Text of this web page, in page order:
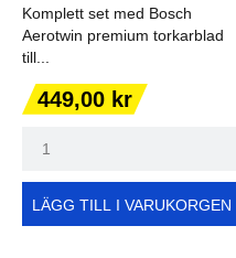
Komplett set med Bosch
Aerotwin premium torkarblad
till...
Pris
449,00 kr
LÄGG TILL I VARUKORGEN